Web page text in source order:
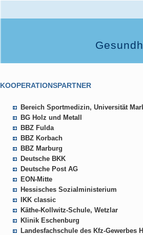
KOOPERATIONSPARTNER
Bereich Sportmedizin, Universität
BG Holz und Metall
BBZ Fulda
BBZ Korbach
BBZ Marburg
Deutsche BKK
Deutsche Post AG
EON-Mitte
Hessisches Sozialministerium
IKK classic
Käthe-Kollwitz-Schule, Wetzlar
Klinik Eschenburg
Landesfachschule des Kfz-Gewerbes